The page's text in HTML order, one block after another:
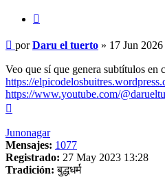
Mensaje
porDaru el tuerto » 17 Jun
Veo que sí que genera subtítulos en
https://
https://www.youtube.com/
Junonagar
Mensajes: 1077
Registrado: 27 May 2023 13:28
Tradición: बुद्धधर्म